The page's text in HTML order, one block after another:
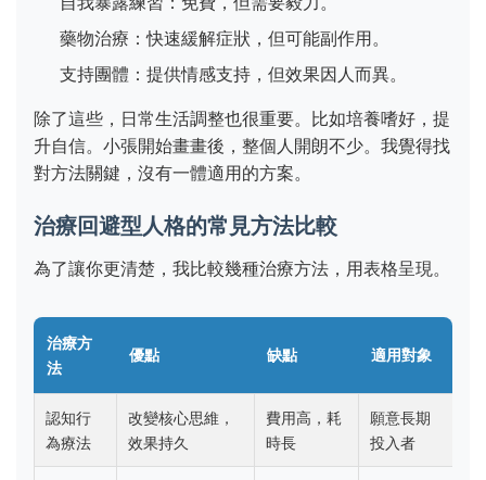
藥物治療：快速緩解症狀，但可能副作用。
支持團體：提供情感支持，但效果因人而異。
除了這些，日常生活調整也很重要。比如培養嗜好，提
升自信。小張開始畫畫後，整個人開朗不少。我覺得找
對方法關鍵，沒有一體適用的方案。
治療回避型人格的常見方法比較
為了讓你更清楚，我比較幾種治療方法，用表格呈現。
治療方
法
優點 缺點 適用對象
認知行
為療法
改變核心思維，
效果持久
費用高，耗
時長
願意長期
投入者